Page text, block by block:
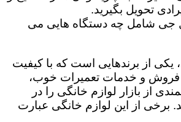
تحویل بگیرید.
جی شامل چه دستگاه هایی می
یکی از برندهایی است که با کیفیت
فروش و خدمات تعمیرات خوب،
از بازار لوازم خانگی را در
برخی از این لوازم خانگی عبارت